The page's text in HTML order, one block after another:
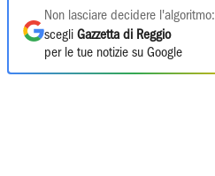
Non lasciare decidere l'algoritmo:
scegli Gazzetta di Reggio
per le tue notizie su Google